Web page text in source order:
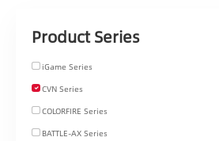
Product Series
iGame Series
CVN Series
COLORFIRE Series
BATTLE-AX Series